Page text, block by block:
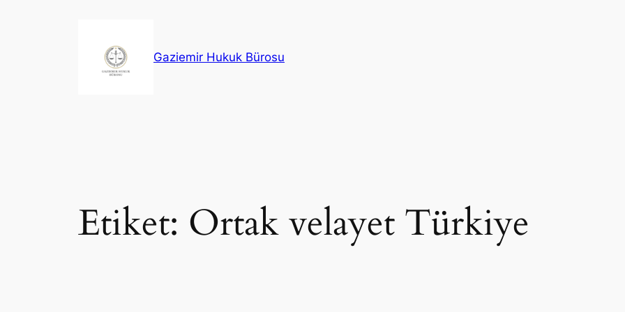
Gaziemir Hukuk Bürosu
Etiket: Ortak velayet Türkiye